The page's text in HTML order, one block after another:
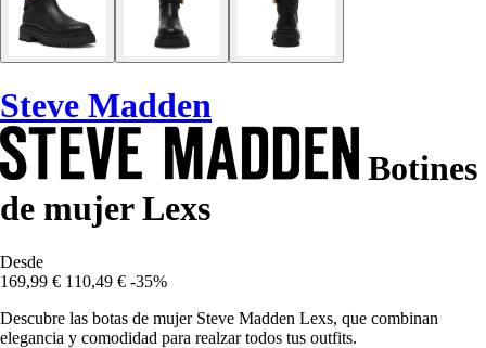
Steve Madden
Botines
de mujer Lexs
Desde
169,99 € 110,49 € -35%
Descubre las botas de mujer Steve Madden Lexs, que combinan
elegancia y comodidad para realzar todos tus outfits.